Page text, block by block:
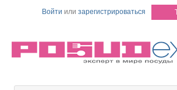
Войти или зарегистрироваться